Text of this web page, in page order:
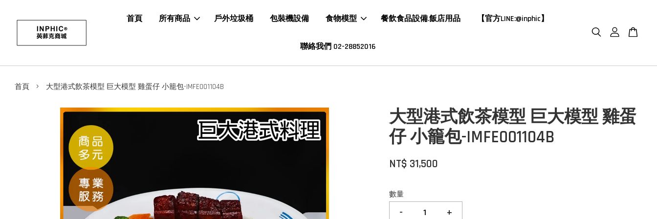
首頁 所有商品 戶外垃圾桶 包裝機設備 食物模型 餐飲食品設備.飯店用品 【官方LINE:@inphic】
聯絡我們 02-28852016
首頁 › 大型港式飲茶模型 巨大模型 雞蛋仔 小籠包-IMFE001104B
大型港式飲茶模型 巨大模型 雞蛋
仔 小籠包-IMFE001104B
NT$ 31,500
數量
- +